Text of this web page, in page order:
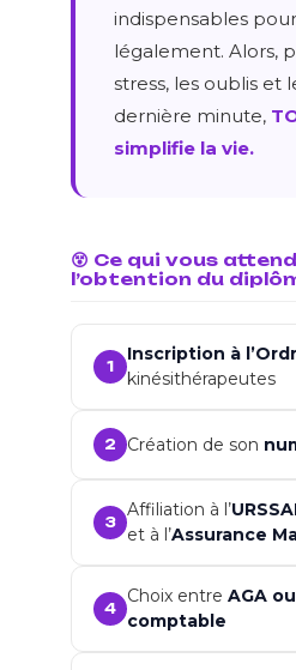
indispensables
légalement. Alors,
stress, les oublis et
dernière minute,
simplifie la vie.
😵 Ce qui vous
l’obtention du
1
Inscription à
kinésithérapeutes
2 Création de son
3
Affiliation à l’
et à l’Assurance
4
Choix entre AGA
comptable